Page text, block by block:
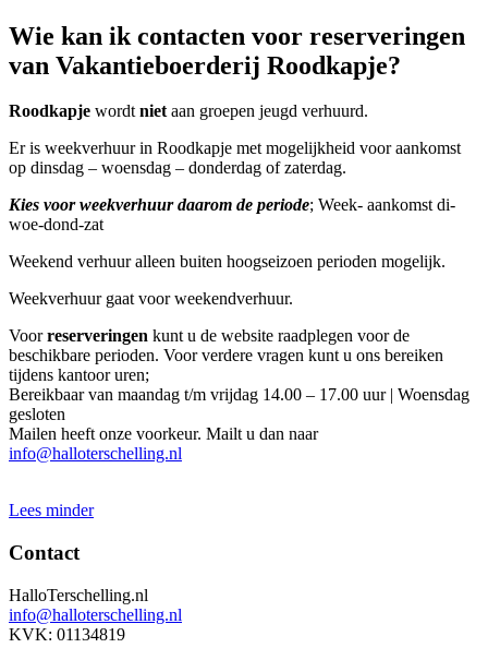
Wie kan ik contacten voor reserveringen
van Vakantieboerderij Roodkapje?
Roodkapje wordtnietaan groepen jeugd verhuurd.
Er is weekverhuur in Roodkapje met mogelijkheid voor aankomst
op dinsdag – woensdag – donderdag of zaterdag.
Kies voor weekverhuur daarom de periode; Week- aankomst di-
woe-dond-zat
Weekend verhuur alleen buiten hoogseizoen perioden mogelijk.
Weekverhuur gaat voor weekendverhuur.
Voorreserveringen kunt u de website raadplegen voor de
beschikbare perioden. Voor verdere vragen kunt u ons bereiken
tijdens kantoor uren;
Bereikbaar van maandag t/m vrijdag 14.00 – 17.00 uur | Woensdag
gesloten
Mailen heeft onze voorkeur. Mailt u dan naar
info@halloterschelling.nl
Lees minder
Contact
HalloTerschelling.nl
info@halloterschelling.nl
KVK: 01134819